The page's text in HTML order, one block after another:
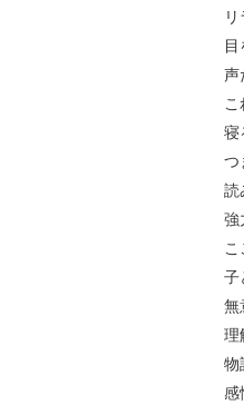
目
声
こ
寝
つ
読
強
こ
子
無
理
物
感